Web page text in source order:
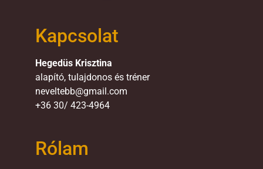
Kapcsolat
Hegedüs Krisztina
alapító, tulajdonos és tréner
neveltebb@gmail.com
+36 30/ 423-4964
Rólam